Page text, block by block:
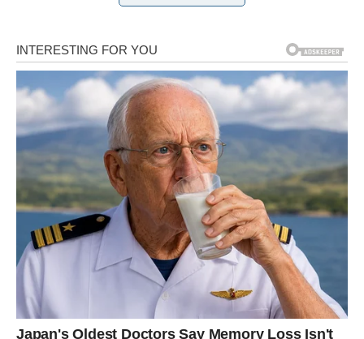
Poruka neba
Vrijeme je da uživate u plodovima svog truda.
BLIZANCI
Šta dolazi?
Odgovor koji dugo čekate uskoro stiže i donosi vam
mnogo jasniju sliku budućnosti.
Poruka neba
Neke stvari su morale sazrijeti.